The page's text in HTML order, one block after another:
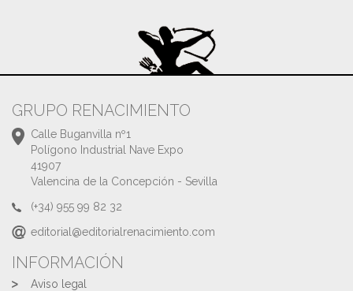
GRUPO RENACIMIENTO
Calle Buganvilla nº1
Polígono Industrial Nave Expo
41907
Valencina de la Concepción - Sevilla
(+34) 955 99 82 32
editorial@editorialrenacimiento.com
INFORMACIÓN
Aviso legal